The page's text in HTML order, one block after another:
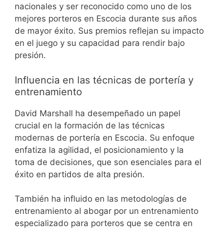
nacionales y ser reconocido como uno de los
mejores porteros en Escocia durante sus años
de mayor éxito. Sus premios reflejan su impacto
en el juego y su capacidad para rendir bajo
presión.
Influencia en las técnicas de portería y
entrenamiento
David Marshall ha desempeñado un papel
crucial en la formación de las técnicas
modernas de portería en Escocia. Su enfoque
enfatiza la agilidad, el posicionamiento y la
toma de decisiones, que son esenciales para el
éxito en partidos de alta presión.
También ha influido en las metodologías de
entrenamiento al abogar por un entrenamiento
especializado para porteros que se centra en